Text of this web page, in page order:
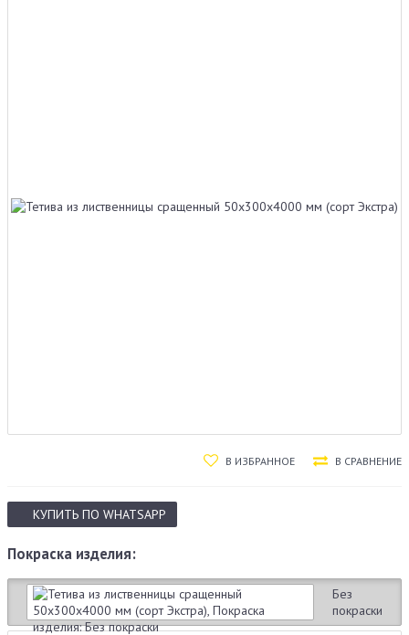
В ИЗБРАННОЕ В СРАВНЕНИЕ
КУПИТЬ ПО WHATSAPP
Покраска изделия:
Без
покраски